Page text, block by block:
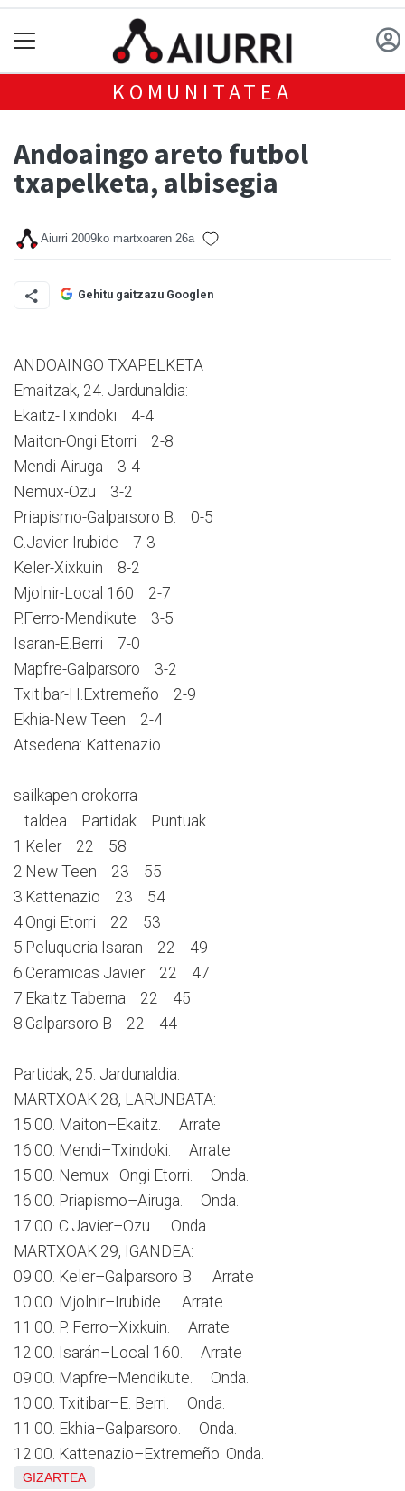
KOMUNITATEA
Andoaingo areto futbol
txapelketa, albisegia
Aiurri 2009ko martxoaren 26a
Gehitu gaitzazu Googlen
ANDOAINGO TXAPELKETA
Emaitzak, 24. Jardunaldia:
Ekaitz-Txindoki 4-4
Maiton-Ongi Etorri 2-8
Mendi-Airuga 3-4
Nemux-Ozu 3-2
Priapismo-Galparsoro B. 0-5
C.Javier-Irubide 7-3
Keler-Xixkuin 8-2
Mjolnir-Local 160 2-7
P.Ferro-Mendikute 3-5
Isaran-E.Berri 7-0
Mapfre-Galparsoro 3-2
Txitibar-H.Extremeño 2-9
Ekhia-New Teen 2-4
Atsedena: Kattenazio.
sailkapen orokorra
taldea Partidak Puntuak
1.Keler 22 58
2.New Teen 23 55
3.Kattenazio 23 54
4.Ongi Etorri 22 53
5.Peluqueria Isaran 22 49
6.Ceramicas Javier 22 47
7.Ekaitz Taberna 22 45
8.Galparsoro B 22 44
Partidak, 25. Jardunaldia:
MARTXOAK 28, LARUNBATA:
15:00. Maiton–Ekaitz. Arrate
16:00. Mendi–Txindoki. Arrate
15:00. Nemux–Ongi Etorri. Onda.
16:00. Priapismo–Airuga. Onda.
17:00. C.Javier–Ozu. Onda.
MARTXOAK 29, IGANDEA:
09:00. Keler–Galparsoro B. Arrate
10:00. Mjolnir–Irubide. Arrate
11:00. P. Ferro–Xixkuin. Arrate
12:00. Isarán–Local 160. Arrate
09:00. Mapfre–Mendikute. Onda.
10:00. Txitibar–E. Berri. Onda.
11:00. Ekhia–Galparsoro. Onda.
12:00. Kattenazio–Extremeño. Onda.
GIZARTEA